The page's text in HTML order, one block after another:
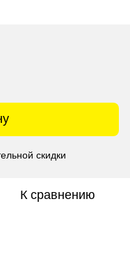
скидки
К сравнению